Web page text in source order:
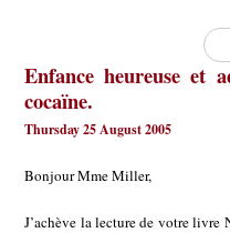
Enfance heureuse et
cocaïne.
Thursday 25 August 2005
Bonjour Mme Miller,
J’achève la lecture de votre livre